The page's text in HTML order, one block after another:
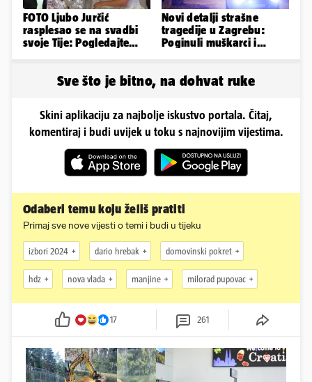
FOTO Ljubo Jurčić
rasplesao se na svadbi
svoje Tije: Pogledajte
Novi detalji strašne
tragedije u Zagrebu:
Poginuli muškarci i
Sve što je bitno, na dohvat ruke
Skini aplikaciju za najbolje iskustvo portala. Čitaj,
komentiraj i budi uvijek u toku s najnovijim vijestima.
Odaberi temu koju želiš pratiti
Primaj sve nove vijesti o temi i budi u tijeku
izbori 2024 dario hrebak domovinski pokret
hdz nova vlada manjine milorad pupovac
17 261